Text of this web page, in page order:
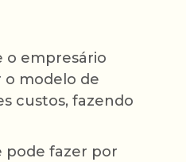
o empresário
o modelo de
custos, fazendo
pode fazer por